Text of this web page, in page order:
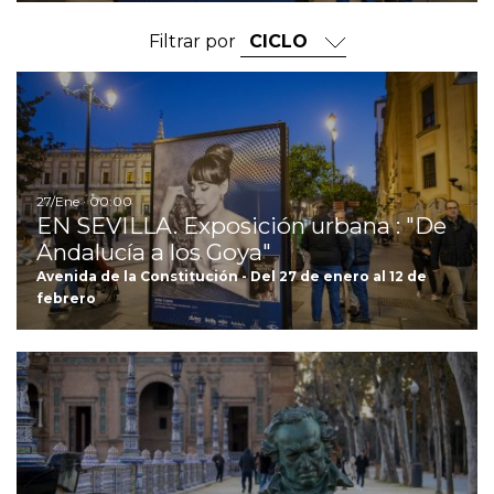
Filtrar por
27/Ene · 00:00
EN SEVILLA. Exposición urbana : "De
Andalucía a los Goya"
Avenida de la Constitución - Del 27 de enero al 12 de
febrero